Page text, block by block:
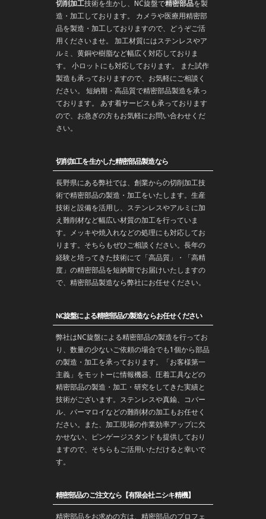
切削加工技術を生かし、 NC旋盤で精密部品を製
造 ・加工しております。 カメラや医療用精密部
品を製造・加工しておりますので、どうぞご活
用くださいませ。 加工材質にはステンレスやア
ルミ、黄銅や樹脂など幅広く対応しておりま
す。 小ロットにも対応しております。 また試作
製造 も承っておりますので、お気軽にご相談く
ださい。 短納期・高品質で精密部品製造を承っ
ております。 あす着サービスも承っております
ので、お急ぎの方もお気軽にお問い合わせくだ
さい。
切削加工を生かした精密部品製造なら
長野県にある弊社では、創業からの切削加工技
術で精密部品の製造・ 加工をいたします。生産
技術と設備を活用し、ステンレスやアルミに加
え難削材など幅広い材質の加工を行っていま
す。メッキや焼入れなどの処理にも対応してお
ります。そちらもぜひご相談ください。長年の
経験と培ってきた技術にて「高品質」・「高精
度」の精密部品を短納期でお届けいたしますの
で、精密部品製造なら弊社にお任せください。
NC旋盤による精密部品の製造ならお任せください
弊社はNC旋盤による精密部品の製造を行ってお
り、数量の少ないご依頼の場合でも1個から部品
の製造・加工を承っております。「お客様第一
主義」をモットーに情報機器、圧着工具などの
精密部品の製造・ 加工 ・ 研究をしてきた実績と
技術がございます。 ステンレスや真鍮、コバー
ル、パーマロイなどの難削材の加工もお任せく
ださい。また、加工現場の作業効率アップに欠
かせない、ピンゲージスタンドも提供しており
ますので、そちらもご活用いただけると幸いで
す。
精密部品のご注文なら【有限会社ニシキ精機】
精密部品をお求めの方は、精密部品のプロフェ